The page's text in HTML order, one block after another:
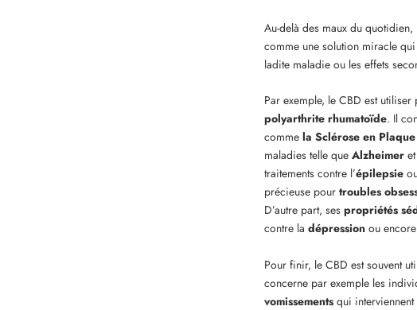
Au-delà des maux du quotidien,
comme une solution miracle
ladite maladie ou les effets
Par exemple, le CBD est
polyarthrite rhumatoïde. Il
comme la Sclérose en Plaque
maladies telle que Alzheimer
traitements contre l’épilepsie
précieuse pour troubles
D’autre part, ses propriétés
contre la dépression ou
Pour finir, le CBD est souvent
concerne par exemple les
vomissements qui